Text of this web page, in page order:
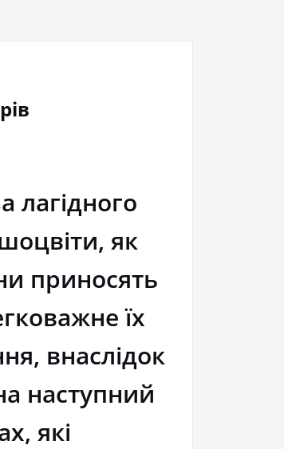
лагідного
як
приносять
їх
внаслідок
наступний
які